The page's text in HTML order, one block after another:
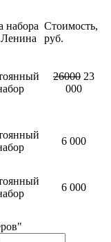
набора Стоимость,
руб.
26000 23
000
6 000
6 000